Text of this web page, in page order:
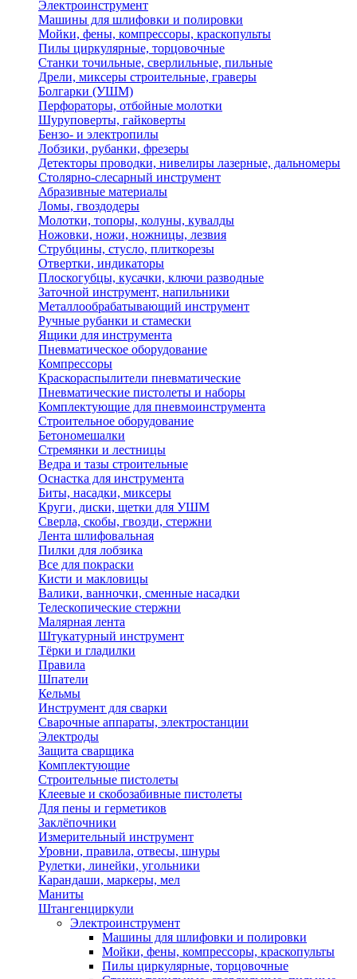
Электроинструмент
Машины для шлифовки и полировки
Мойки, фены, компрессоры, краскопульты
Пилы циркулярные, торцовочные
Станки точильные, сверлильные, пильные
Дрели, миксеры строительные, граверы
Болгарки (УШМ)
Перфораторы, отбойные молотки
Шуруповерты, гайковерты
Бензо- и электропилы
Лобзики, рубанки, фрезеры
Детекторы проводки, нивелиры лазерные, дальномеры
Столярно-слесарный инструмент
Абразивные материалы
Ломы, гвоздодеры
Молотки, топоры, колуны, кувалды
Ножовки, ножи, ножницы, лезвия
Струбцины, стусло, плиткорезы
Отвертки, индикаторы
Плоскогубцы, кусачки, ключи разводные
Заточной инструмент, напильники
Металлообрабатывающий инструмент
Ручные рубанки и стамески
Ящики для инструмента
Пневматическое оборудование
Компрессоры
Краскораспылители пневматические
Пневматические пистолеты и наборы
Комплектующие для пневмоинструмента
Строительное оборудование
Бетономешалки
Стремянки и лестницы
Ведра и тазы строительные
Оснастка для инструмента
Биты, насадки, миксеры
Круги, диски, щетки для УШМ
Сверла, скобы, гвозди, стержни
Лента шлифовальная
Пилки для лобзика
Все для покраски
Кисти и макловицы
Валики, ванночки, сменные насадки
Телескопические стержни
Малярная лента
Штукатурный инструмент
Тёрки и гладилки
Правила
Шпатели
Кельмы
Инструмент для сварки
Сварочные аппараты, электростанции
Электроды
Защита сварщика
Комплектующие
Строительные пистолеты
Клеевые и скобозабивные пистолеты
Для пены и герметиков
Заклёпочники
Измерительный инструмент
Уровни, правила, отвесы, шнуры
Рулетки, линейки, угольники
Карандаши, маркеры, мел
Маниты
Штангенциркули
Электроинструмент
Машины для шлифовки и полировки
Мойки, фены, компрессоры, краскопульты
Пилы циркулярные, торцовочные